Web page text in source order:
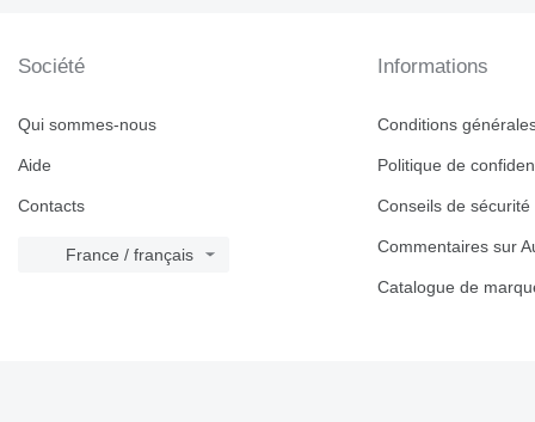
Société
Qui sommes-nous
Aide
Contacts
France / français
Informations
Conditions
Politique de
Conseils de sécurité
Commentaires sur
Catalogue de